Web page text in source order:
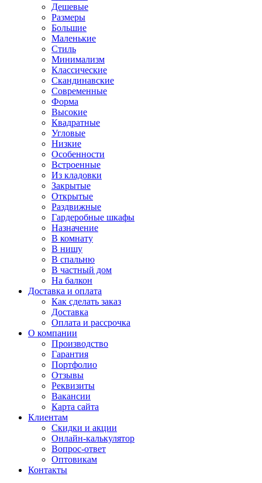
Дешевые
Размеры
Большие
Маленькие
Стиль
Минимализм
Классические
Скандинавские
Современные
Форма
Высокие
Квадратные
Угловые
Низкие
Особенности
Встроенные
Из кладовки
Закрытые
Открытые
Раздвижные
Гардеробные шкафы
Назначение
В комнату
В нишу
В спальню
В частный дом
На балкон
Доставка и оплата
Как сделать заказ
Доставка
Оплата и рассрочка
О компании
Производство
Гарантия
Портфолио
Отзывы
Реквизиты
Вакансии
Карта сайта
Клиентам
Скидки и акции
Онлайн-калькулятор
Вопрос-ответ
Оптовикам
Контакты